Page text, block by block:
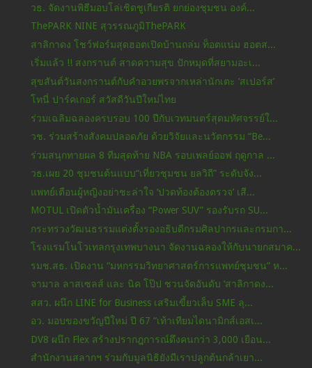
วธ. จัดงานพิธีมอบโล่เชิดชูเกียรติ ยกย่องชุมชน องค์...
ThePARK NINE สุวรรณภูมิThePARK
สาลิกาดง โชว์ฟอร์มสุดฮอตเปิดบ้านถล่ม ท็อตแน่ม ฮอตส...
เริ่มแล้ว !! สงกรานต์ สาดความสุข ปักหมุดที่สยามอะเ...
สุขสันต์วันสงกรานต์กับคำอวยพรจากเหล่านักเตะ ‘สเปอร์ส’
โทนี่ ปาร์คเกอร์ สวัสดีวันปีใหม่ไทย
ร่วมเฉลิมฉลองครบรอบ 100 ปีกับเวทมนตร์สุดมหัศจรรย์ใ...
วช. ร่วมสร้างสังคมปลอดภัย ด้วยวิจัยและนวัตกรรม “Be...
ร่วมสนุกทายผล 8 ทีมสุดท้าย NBA รอบเพลย์ออฟ ฤดูกาล ...
วธ.เผย 20 ชุมชนต้นแบบ“เที่ยวชุมชน ยลวิถี” ระดับจัง...
แพทย์เตือนผู้หญิงอย่าชะล่าใจ ‘ปวดท้องต้องตรวจ’ เสี...
MOTUL เปิดตัวน้ำมันเครื่อง “Power SUV” รองรับรถ SU...
กระทรวงวัฒนธรรมแต่งตั้งรองอธิบดีกรมศิลปากรและกรมกา...
โรงแรมโนโวเทลกรุงเทพบางนา จัดงานฉลองให้กับนายกสมาค...
รมช.สธ. เปิดงาน “มหกรรมวิทยาศาสตร์การแพทย์ชุมชน” ห...
จามาล ลาสเซลส์ และ นิค โป๊ป ชวนจัดอันดับ ‘สาลิกาดง...
สสว. ผนึก LINE for Business เสริมเขี้ยวเล็บ SME ลุ...
อว. มอบของขวัญปีใหม่ ปี 67 “เท้าเทียมไดนามิกส์เอสเ...
DV8 ผนึก Flex สร้างปรากฎการณ์ดึงคนกว่า 3,000 เยือน...
สำนักงานสลากฯ ร่วมกับมูลนิธิยังมีเราปลูกต้นกล้าเยา...